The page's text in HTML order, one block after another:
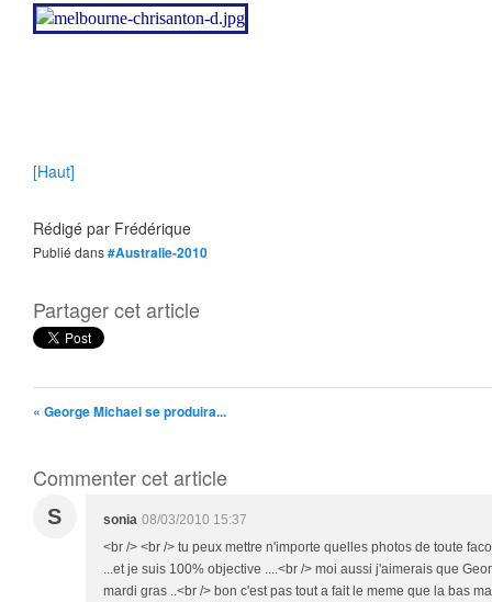
[Haut]
Rédigé par Frédérique
Publié dans#Australie-2010
Partager cet article
« George Michael se produira...
Commenter cet article
S sonia 08/03/2010 15:37
<br /> <br /> tu peux mettre n'importe quelles photos de toute
...et je suis 100% objective ....<br /> moi aussi j'aimerais que
mardi gras ..<br /> bon c'est pas tout a fait le meme que la bas